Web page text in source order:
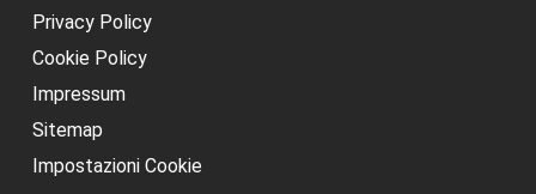
Privacy Policy
Cookie Policy
Impressum
Sitemap
Impostazioni Cookie